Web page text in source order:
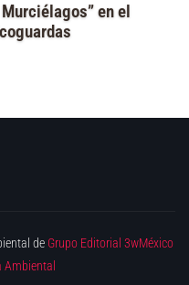
en el
de Grupo Editorial 3wMéxico
Ambiental